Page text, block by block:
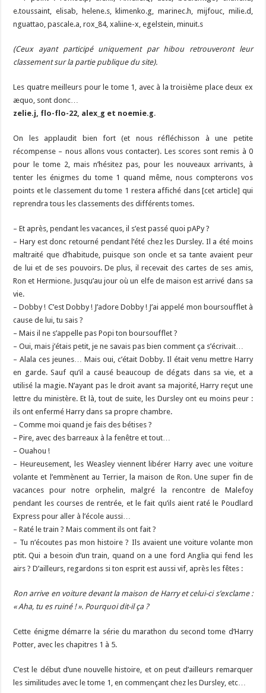
e.toussaint, elisab, helene.s, klimenko.g, marinec.h, mijfouc, milie.d,
nguattao, pascale.a, rox_84, xaliine-x, egelstein, minuit.s
(Ceux ayant participé uniquement par hibou retrouveront leur
classement sur la partie publique du site).
Les quatre meilleurs pour le tome 1, avec à la troisième place deux ex
æquo, sont donc…
zelie.j, flo-flo-22, alex_g et noemie.g.
On les applaudit bien fort (et nous réfléchisson à une petite
récompense – nous allons vous contacter). Les scores sont remis à 0
pour le tome 2, mais n’hésitez pas, pour les nouveaux arrivants, à
tenter les énigmes du tome 1 quand même, nous compterons vos
points et le classement du tome 1 restera affiché dans [cet article] qui
reprendra tous les classements des différents tomes.
– Et après, pendant les vacances, il s’est passé quoi pAPy ?
– Hary est donc retourné pendant l’été chez les Dursley. Il a été moins
maltraité que d’habitude, puisque son oncle et sa tante avaient peur
de lui et de ses pouvoirs. De plus, il recevait des cartes de ses amis,
Ron et Hermione. Jusqu’au jour où un elfe de maison est arrivé dans sa
vie.
– Dobby ! C’est Dobby ! J’adore Dobby ! J’ai appelé mon boursoufflet à
cause de lui, tu sais ?
– Mais il ne s’appelle pas Popi ton boursoufflet ?
– Oui, mais j’étais petit, je ne savais pas bien comment ça s’écrivait…
– Alala ces jeunes… Mais oui, c’était Dobby. Il était venu mettre Harry
en garde. Sauf qu’il a causé beaucoup de dégats dans sa vie, et a
utilisé la magie. N’ayant pas le droit avant sa majorité, Harry reçut une
lettre du ministère. Et là, tout de suite, les Dursley ont eu moins peur :
ils ont enfermé Harry dans sa propre chambre.
– Comme moi quand je fais des bétises ?
– Pire, avec des barreaux à la fenêtre et tout…
– Ouahou !
– Heureusement, les Weasley viennent libérer Harry avec une voiture
volante et l’emmènent au Terrier, la maison de Ron. Une super fin de
vacances pour notre orphelin, malgré la rencontre de Malefoy
pendant les courses de rentrée, et le fait qu’ils aient raté le Poudlard
Express pour aller à l’école aussi…
– Raté le train ? Mais comment ils ont fait ?
– Tu n’écoutes pas mon histoire ? Ils avaient une voiture volante mon
ptit. Qui a besoin d’un train, quand on a une ford Anglia qui fend les
airs ? D’ailleurs, regardons si ton esprit est aussi vif, après les fêtes :
Ron arrive en voiture devant la maison de Harry et celui-ci s’exclame :
« Aha, tu es ruiné ! ». Pourquoi dit-il ça ?
Cette énigme démarre la série du marathon du second tome d’Harry
Potter, avec les chapitres 1 à 5.
C’est le début d’une nouvelle histoire, et on peut d’ailleurs remarquer
les similitudes avec le tome 1, en commençant chez les Dursley, etc…